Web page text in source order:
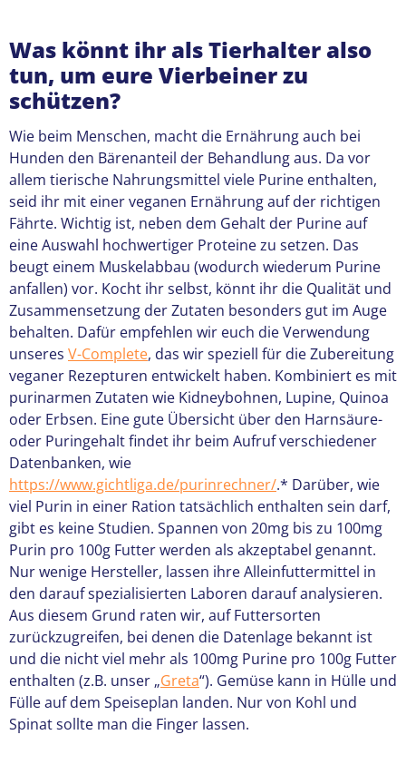
Was könnt ihr als Tierhalter also
tun, um eure Vierbeiner zu
schützen?
Wie beim Menschen, macht die Ernährung auch bei
Hunden den Bärenanteil der Behandlung aus. Da vor
allem tierische Nahrungsmittel viele Purine enthalten,
seid ihr mit einer veganen Ernährung auf der richtigen
Fährte. Wichtig ist, neben dem Gehalt der Purine auf
eine Auswahl hochwertiger Proteine zu setzen. Das
beugt einem Muskelabbau (wodurch wiederum Purine
anfallen) vor. Kocht ihr selbst, könnt ihr die Qualität und
Zusammensetzung der Zutaten besonders gut im Auge
behalten. Dafür empfehlen wir euch die Verwendung
unseres V-Complete, das wir speziell für die Zubereitung
veganer Rezepturen entwickelt haben. Kombiniert es mit
purinarmen Zutaten wie Kidneybohnen, Lupine, Quinoa
oder Erbsen. Eine gute Übersicht über den Harnsäure-
oder Puringehalt findet ihr beim Aufruf verschiedener
Datenbanken, wie
https://www.gichtliga.de/purinrechner/.* Darüber, wie
viel Purin in einer Ration tatsächlich enthalten sein darf,
gibt es keine Studien. Spannen von 20mg bis zu 100mg
Purin pro 100g Futter werden als akzeptabel genannt.
Nur wenige Hersteller, lassen ihre Alleinfuttermittel in
den darauf spezialisierten Laboren darauf analysieren.
Aus diesem Grund raten wir, auf Futtersorten
zurückzugreifen, bei denen die Datenlage bekannt ist
und die nicht viel mehr als 100mg Purine pro 100g Futter
enthalten (z.B. unser „Greta“). Gemüse kann in Hülle und
Fülle auf dem Speiseplan landen. Nur von Kohl und
Spinat sollte man die Finger lassen.